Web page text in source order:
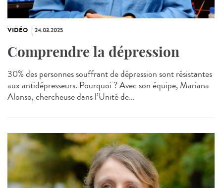
VIDÉO 24.03.2025
Comprendre la dépression
30% des personnes souffrant de dépression sont résistantes
aux antidépresseurs. Pourquoi ? Avec son équipe, Mariana
Alonso, chercheuse dans l’Unité de...